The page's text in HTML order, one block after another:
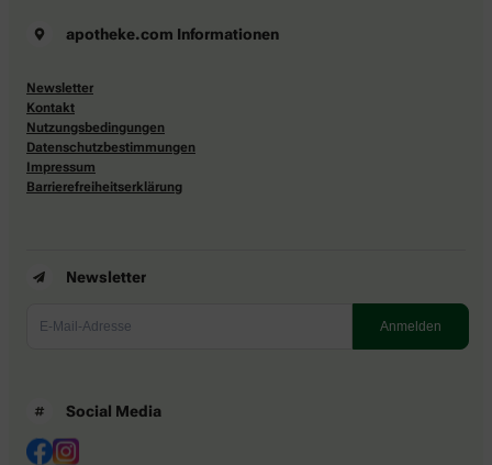
apotheke.com Informationen
Newsletter
Kontakt
Nutzungsbedingungen
Datenschutzbestimmungen
Impressum
Barrierefreiheitserklärung
Newsletter
Social Media